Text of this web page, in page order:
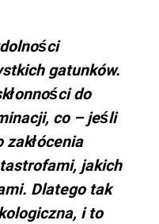
gatunków.
do
co – jeśli
jakich
Dlatego tak
i to